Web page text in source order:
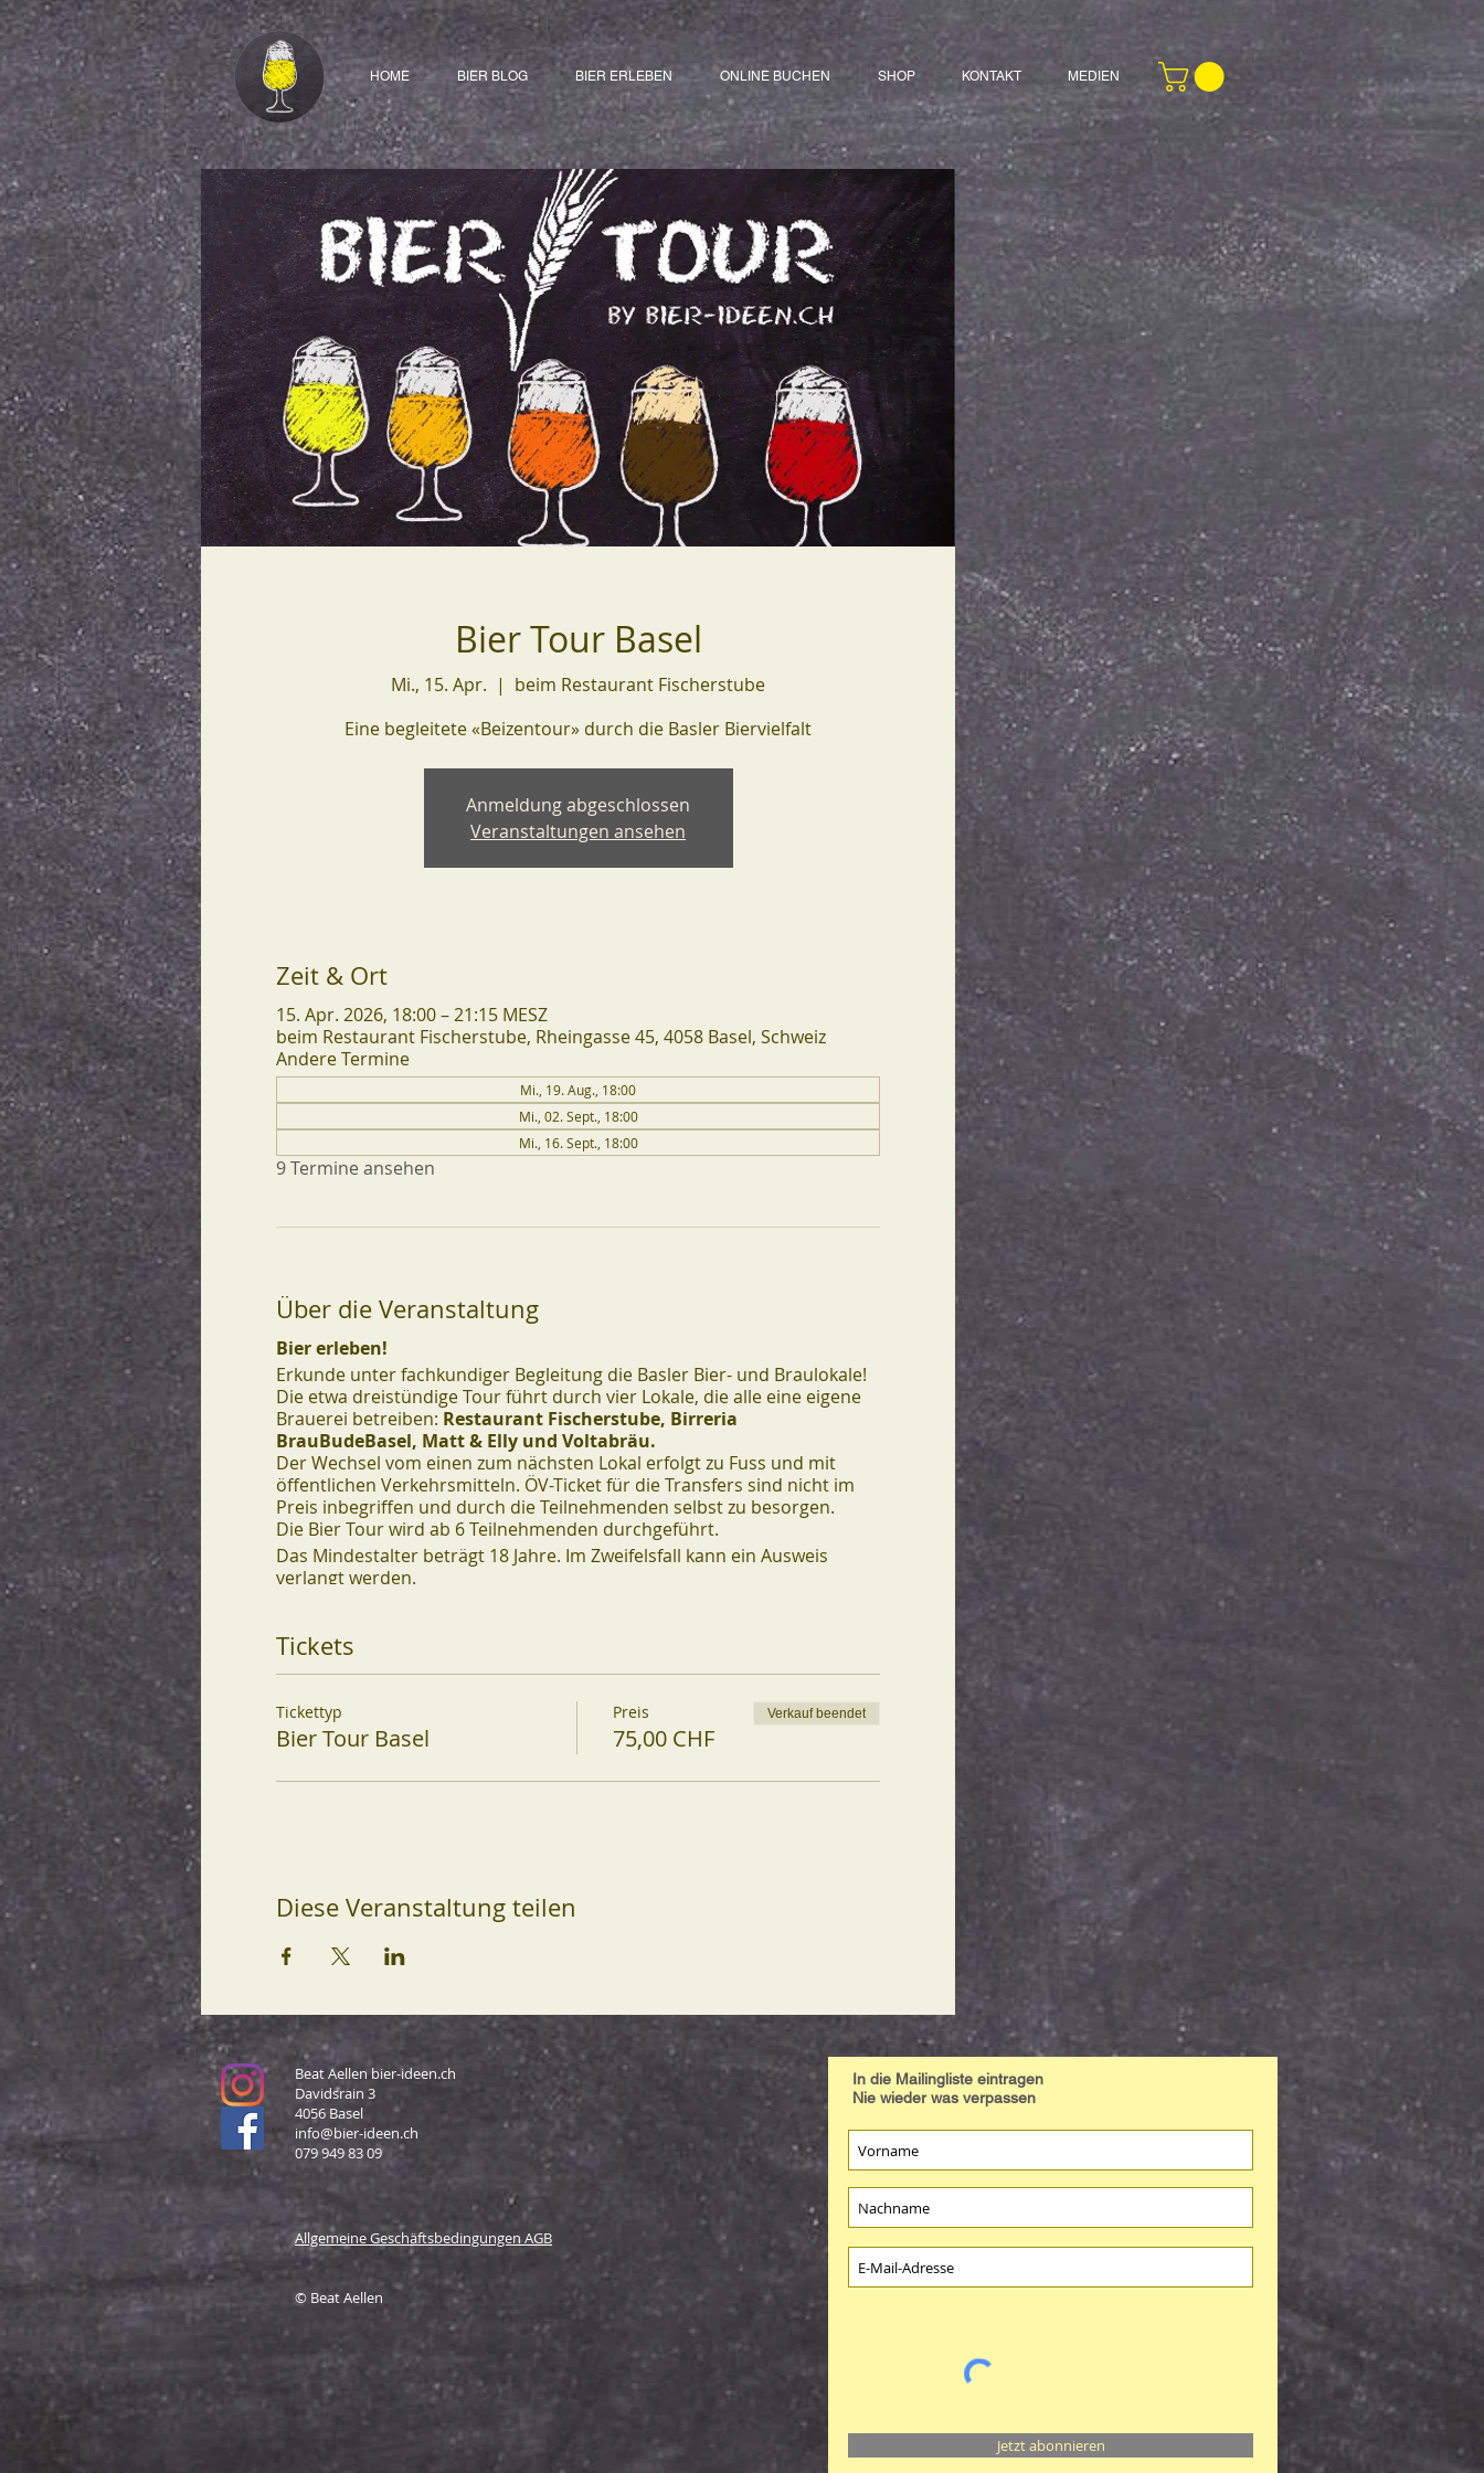
HOME BIER BLOG BIER ERLEBEN ONLINE BUCHEN SHOP KONTAKT MEDIEN
Bier Tour Basel
Mi., 15. Apr.
  |
beim Restaurant Fischerstube
Eine begleitete «Beizentour» durch die Basler Biervielfalt
Anmeldung abgeschlossen
Veranstaltungen ansehen
Zeit & Ort
15. Apr. 2026, 18:00 – 21:15 MESZ
beim Restaurant Fischerstube, Rheingasse 45, 4058 Basel, Schweiz
Andere Termine
Mi., 19. Aug., 18:00
Mi., 02. Sept., 18:00
Mi., 16. Sept., 18:00
9 Termine ansehen
Über die Veranstaltung
Bier erleben!
Erkunde unter fachkundiger Begleitung die Basler Bier- und Braulokale!
Die etwa dreistündige Tour führt durch vier Lokale, die alle eine eigene
Brauerei betreiben: Restaurant Fischerstube, Birreria
BrauBudeBasel, Matt & Elly und Voltabräu.
Der Wechsel vom einen zum nächsten Lokal erfolgt zu Fuss und mit
öffentlichen Verkehrsmitteln. ÖV-Ticket für die Transfers sind nicht im
Preis inbegriffen und durch die Teilnehmenden selbst zu besorgen.
Die Bier Tour wird ab 6 Teilnehmenden durchgeführt.
Das Mindestalter beträgt 18 Jahre. Im Zweifelsfall kann ein Ausweis
verlangt werden.
Tickets
Tickettyp
Bier Tour Basel
Preis
75,00 CHF
Verkauf beendet
Diese Veranstaltung teilen
Beat Aellen bier-ideen.ch
Davidsrain 3
4056 Basel
info@bier-ideen.ch
079 949 83 09
Allgemeine Geschäftsbedingungen AGB
© Beat Aellen
In die Mailingliste eintragen
Nie wieder was verpassen
Jetzt abonnieren